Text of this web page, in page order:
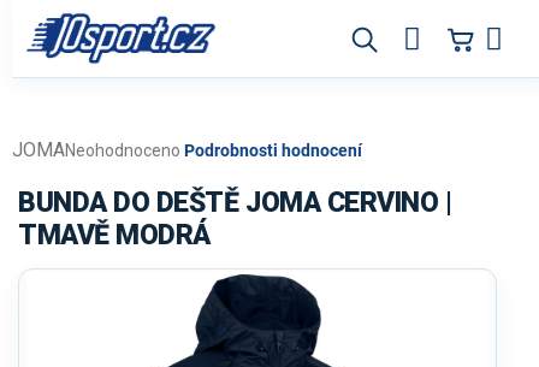
obsah
Průměrné
produktu
je
0,0
Neohodnoceno Podrobnosti hodnocení
JOMA
BUNDA DO DEŠTĚ JOMA CERVINO |
TMAVĚ MODRÁ